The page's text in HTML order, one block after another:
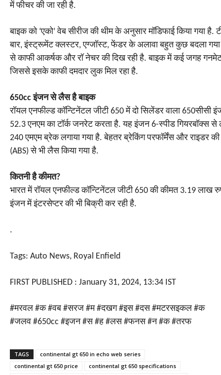
में फीचर की जा रही है.
बाइक को ‘एको’ वेब सीरीज की थीम के अनुसार मॉडिफाई किया गया
बार, इंस्ट्रूमेंट क्लस्टर, एग्जॉस्ट, फेंडर के अलावा बहुत कुछ बदला
से काफी आकर्षक और रॉ नेचर की दिख रही है. बाइक में कई जगह
जिससे इसके काफी दमदार लुक मिल रहा है.
650cc इंजन से लैस है बाइक
रॉयल एनफील्ड कॉन्टिनेंटल जीटी 650 में दो सिलेंडर वाला 650सीसी
52.3 एनएम का टॉर्क जनरेट करता है. यह इंजन 6-स्पीड गियरबॉक्स
240 एमएम ब्रेक लगाया गया है. बेहतर ब्रेकिंग परफॉर्मेंस और राइडर
(ABS) से भी लैस किया गया है.
कितनी है कीमत?
भारत में रॉयल एनफील्ड कॉन्टिनेंटल जीटी 650 की कीमत 3.19
इंजन में इंटरसेप्टर की भी बिक्री कर रही है.
.
Tags: Auto News, Royal Enfield
FIRST PUBLISHED : January 31, 2024, 13:34 IST
#मरवल #क #वब #सरज #म #दखग #इस #दस #मटरसइकल #क
#जलव #650cc #इजन #स #ह #लस #फनस #न #क #तरफ
TAGS
continental gt 650 in echo web series
continental gt 650 price
continental gt 650 specifications